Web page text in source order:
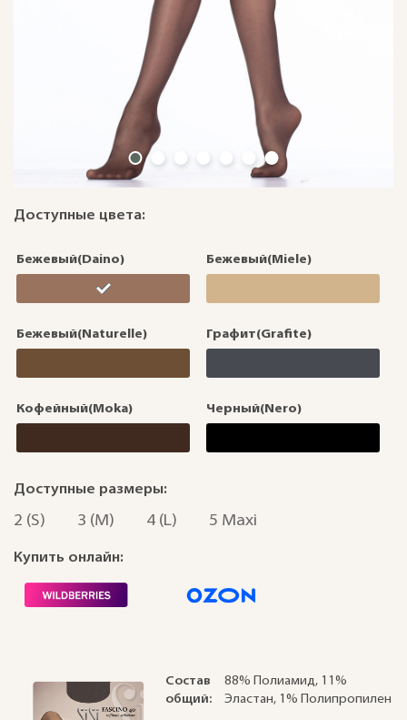
Доступные цвета:
Бежевый(Daino) Бежевый(Miele)
Бежевый(Naturelle) Графит(Grafite)
Кофейный(Moka) Черный(Nero)
Доступные размеры:
2 (S) 3 (M) 4 (L) 5 Maxi
Купить онлайн:
Состав
общий:
88% Полиамид, 11%
Эластан, 1% Полипропилен